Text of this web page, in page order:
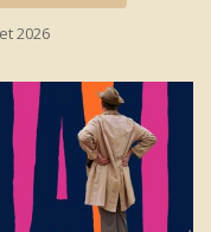
2026